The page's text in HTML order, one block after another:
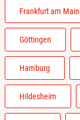
Frankfurt am Main
Göttingen
Hamburg
Hildesheim